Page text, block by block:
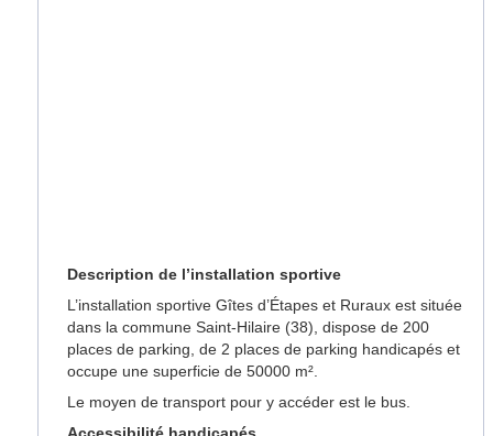
Description de l’installation sportive
L’installation sportive Gîtes d’Étapes et Ruraux est située
dans la commune Saint-Hilaire (38), dispose de 200
places de parking, de 2 places de parking handicapés et
occupe une superficie de 50000 m².
Le moyen de transport pour y accéder est le bus.